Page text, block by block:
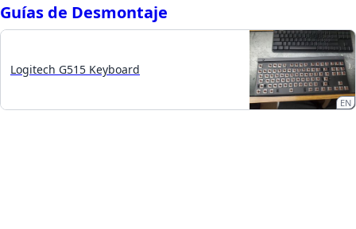
Guías de Desmontaje
Logitech G515 Keyboard
EN